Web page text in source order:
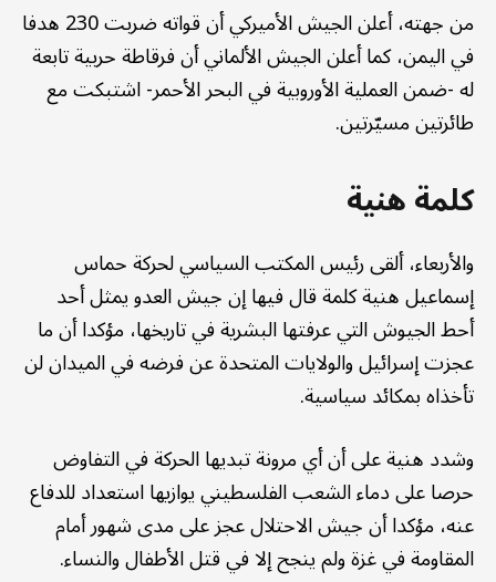
من جهته، أعلن الجيش الأميركي أن قواته ضربت 230 هدفا
في اليمن، كما أعلن الجيش الألماني أن فرقاطة حربية تابعة
له -ضمن العملية الأوروبية في البحر الأحمر- اشتبكت مع
طائرتين مسيّرتين.
كلمة هنية
والأربعاء، ألقى رئيس المكتب السياسي لحركة حماس
إسماعيل هنية كلمة قال فيها إن جيش العدو يمثل أحد
أحط الجيوش التي عرفتها البشرية في تاريخها، مؤكدا أن ما
عجزت إسرائيل والولايات المتحدة عن فرضه في الميدان لن
تأخذاه بمكائد سياسية.
وشدد هنية على أن أي مرونة تبديها الحركة في التفاوض
حرصا على دماء الشعب الفلسطيني يوازيها استعداد للدفاع
عنه، مؤكدا أن جيش الاحتلال عجز على مدى شهور أمام
المقاومة في غزة ولم ينجح إلا في قتل الأطفال والنساء.